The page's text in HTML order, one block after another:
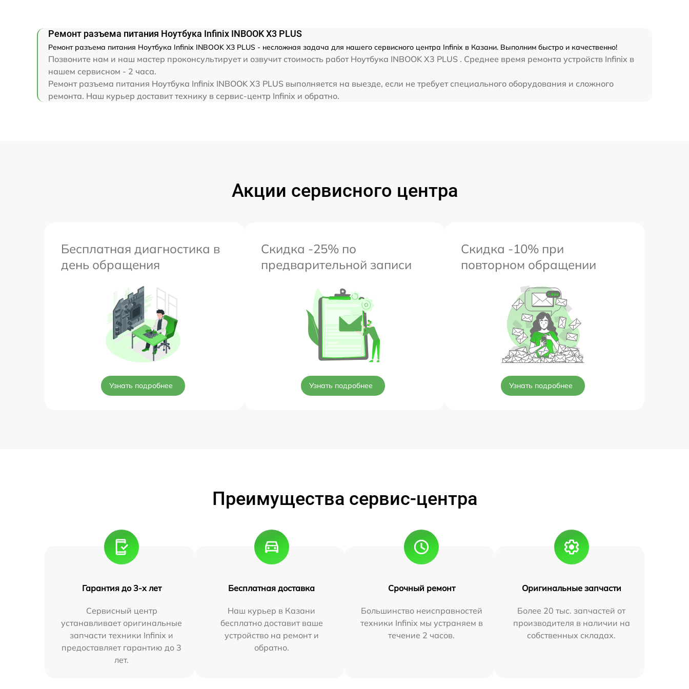
Замена корпуса
Замена тачпада
Увеличение оперативной памяти от 60 мин
Ремонт разъема питания Ноутбука Infinix INBOOK X3 PLUS
Ремонт разъема питания Ноутбука Infinix INBOOK X3 PLUS - несложная задача для нашего сервисного центра Infinix в Казани. Выполним быстро и качественно!
Позвоните нам и наш мастер проконсультирует и озвучит стоимость работ Ноутбука INBOOK X3 PLUS . Среднее время ремонта устройств Infinix в
нашем сервисном - 2 часа.
Ремонт разъема питания Ноутбука Infinix INBOOK X3 PLUS выполняется на выезде, если не требует специального оборудования и сложного
ремонта. Наш курьер доставит технику в сервис-центр Infinix и обратно.
Акции сервисного центра
Бесплатная диагностика в
день обращения
Узнать подробнее
Скидка -25% по
предварительной записи
Узнать подробнее
Скидка -10% при
повторном обращении
Узнать подробнее
Преимущества сервис-центра
Гарантия до 3-х лет
Сервисный центр
устанавливает оригинальные
запчасти техники Infinix и
предоставляет гарантию до 3
лет.
Бесплатная доставка
Наш курьер в Казани
бесплатно доставит ваше
устройство на ремонт и
обратно.
Срочный ремонт
Большинство неисправностей
техники Infinix мы устраняем в
течение 2 часов.
Оригинальные запчасти
Более 20 тыс. запчастей от
производителя в наличии на
собственных складах.